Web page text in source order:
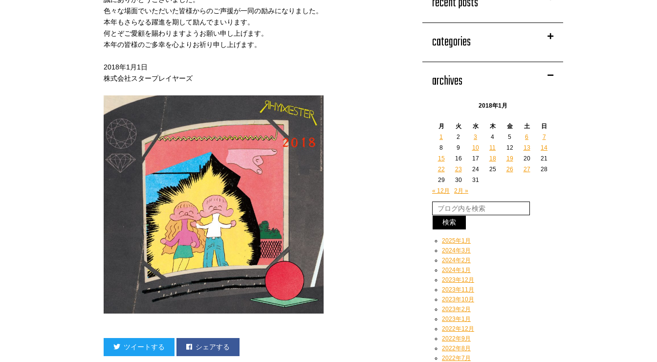
色々な場面でいただいた皆様からのご声援が一同の励みになりました。
本年もさらなる躍進を期して励んでまいります。
何とぞご愛顧を賜わりますようお願い申し上げます。
本年の皆様のご多幸を心よりお祈り申し上げます。
2018年1月1日
株式会社スタープレイヤーズ
ツイートする シェアする
categories
archives
2018年1月
月 火 水 木 金 土
日
1
2 3 4 5 6
7
8
9 10 11 12 13
14
15
16 17 18 19 20
21
22
23 24 25 26 27
28
29
30
31
« 12月
2月 »
2025年1月
2024年3月
2024年2月
2024年1月
2023年12月
2023年11月
2023年10月
2023年2月
2023年1月
2022年12月
2022年9月
2022年8月
2022年7月